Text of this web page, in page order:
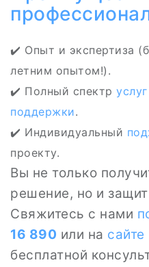
✔️ Опыт и экспертиза
летним опытом!).
✔️ Полный спектр услуг
поддержки.
✔️ Индивидуальный
проекту.
Вы не только
решение, но и
Свяжитесь с нами
16 890 или на сайте
бесплатной